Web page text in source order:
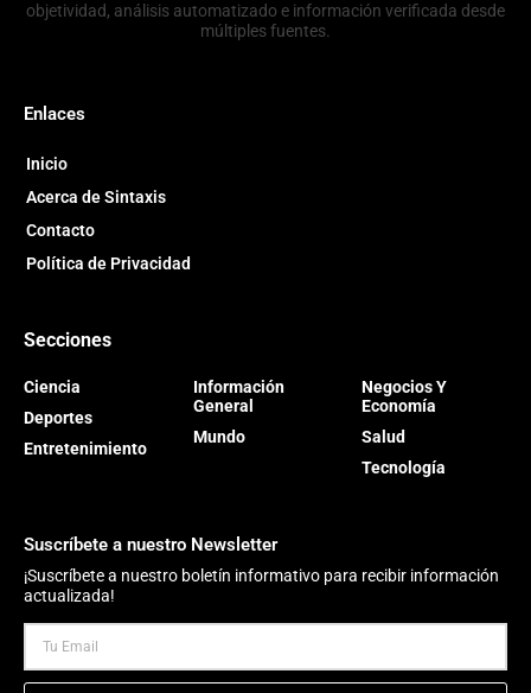
objetividad, análisis automatizado e información verificada desde
múltiples fuentes.
Enlaces
Inicio
Acerca de Sintaxis
Contacto
Política de Privacidad
Secciones
Ciencia
Deportes
Entretenimiento
Información
General
Mundo
Negocios Y
Economía
Salud
Tecnología
Suscríbete a nuestro Newsletter
¡Suscríbete a nuestro boletín informativo para recibir información
actualizada!